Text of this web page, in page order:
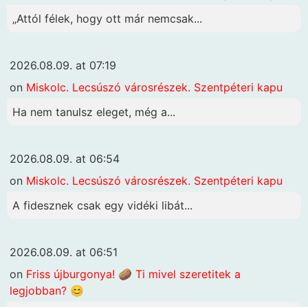
„Attól félek, hogy ott már nemcsak...
2026.08.09. at 07:19
on Miskolc. Lecsúszó városrészek. Szentpéteri kapu
Ha nem tanulsz eleget, még a...
2026.08.09. at 06:54
on Miskolc. Lecsúszó városrészek. Szentpéteri kapu
A fidesznek csak egy vidéki libát...
2026.08.09. at 06:51
on Friss újburgonya! 🥔 Ti mivel szeretitek a
legjobban? 😊